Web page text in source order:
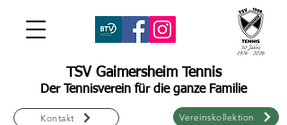
TSV Gaimersheim Tennis
Der Tennisverein für die ganze Familie
Vereinskollektion
Kontakt